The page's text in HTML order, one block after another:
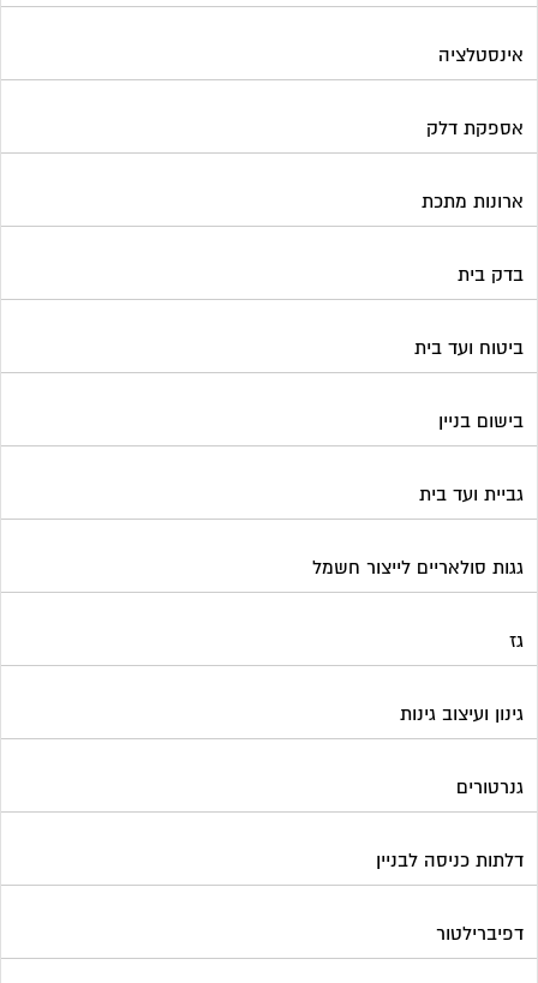
אינסטלציה
אספקת דלק
ארונות מתכת
בדק בית
ביטוח ועד בית
בישום בניין
גביית ועד בית
גגות סולאריים לייצור חשמל
גז
גינון ועיצוב גינות
גנרטורים
דלתות כניסה לבניין
דפיברילטור